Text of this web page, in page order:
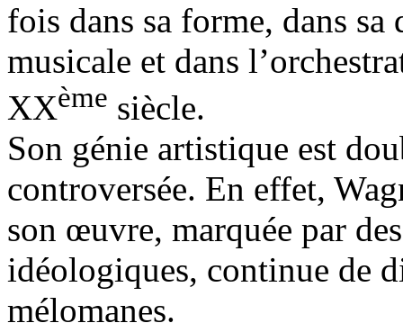
fois dans sa forme, dans
musicale et dans
XXème siècle.
Son génie artistique est
controversée. En effet,
son œuvre, marquée par
idéologiques, continue de
mélomanes.